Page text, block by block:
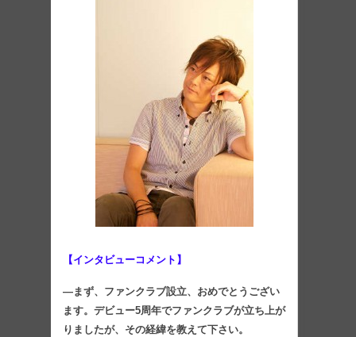
【インタビューコメント】
―まず、ファンクラブ設立、おめでとうござい
ます。デビュー5周年でファンクラブが立ち上が
りましたが、その経緯を教えて下さい。